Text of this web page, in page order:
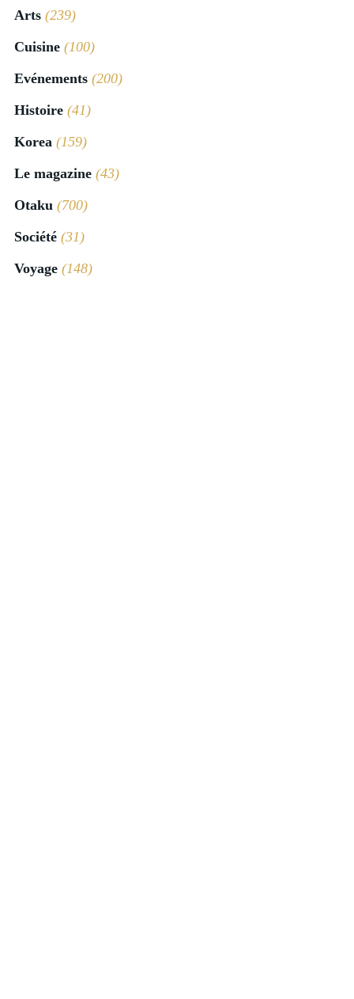
Arts (239)
Cuisine (100)
Evénements (200)
Histoire (41)
Korea (159)
Le magazine (43)
Otaku (700)
Société (31)
Voyage (148)